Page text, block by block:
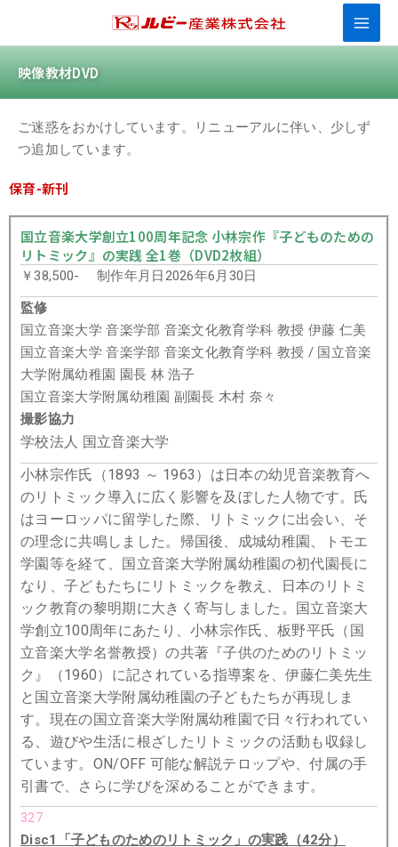
キ
映像教材DVD
ご迷惑をおかけしています。リニューアルに伴い、少しず
つ追加しています。
保育-新刊
国立音楽大学創立100周年記念 小林宗作『子どものための
リトミック』の実践 全1巻（DVD2枚組）
￥38,500- 制作年月日2026年6月30日
監修
国立音楽大学 音楽学部 音楽文化教育学科 教授 伊藤 仁美
国立音楽大学 音楽学部 音楽文化教育学科 教授 / 国立音楽
大学附属幼稚園 園長 林 浩子
国立音楽大学附属幼稚園 副園長 木村 奈々
撮影協力
学校法人 国立音楽大学
小林宗作氏（1893 ～ 1963）は日本の幼児音楽教育へ
のリトミック導入に広く影響を及ぼした人物です。氏
はヨーロッパに留学した際、リトミックに出会い、そ
の理念に共鳴しました。帰国後、成城幼稚園、トモエ
学園等を経て、国⽴⾳楽⼤学附属幼稚園の初代園長に
なり、子どもたちにリトミックを教え、日本のリトミ
ック教育の黎明期に大きく寄与しました。国⽴⾳楽⼤
学創立100周年にあたり、小林宗作氏、板野平氏（国
立音楽大学名誉教授）の共著『子供のためのリトミッ
ク』（1960）に記されている指導案を、伊藤仁美先生
と国⽴⾳楽⼤学附属幼稚園の子どもたちが再現しま
す。現在の国⽴⾳楽⼤学附属幼稚園で日々行われてい
る、遊びや生活に根ざしたリトミックの活動も収録し
ています。ON/OFF 可能な解説テロップや、付属の手
引書で、さらに学びを深めることができます。
327
Disc1「子どものためのリトミック」の実践（42分）